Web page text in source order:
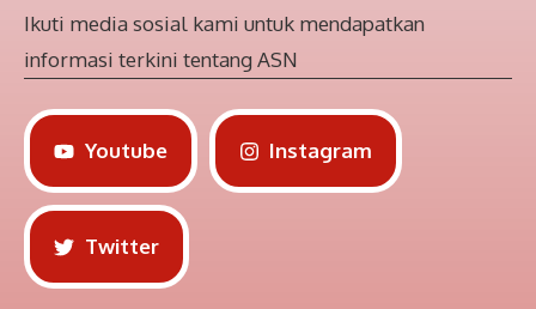
Ikuti media sosial kami untuk mendapatkan
informasi terkini tentang ASN
Youtube Instagram
Twitter